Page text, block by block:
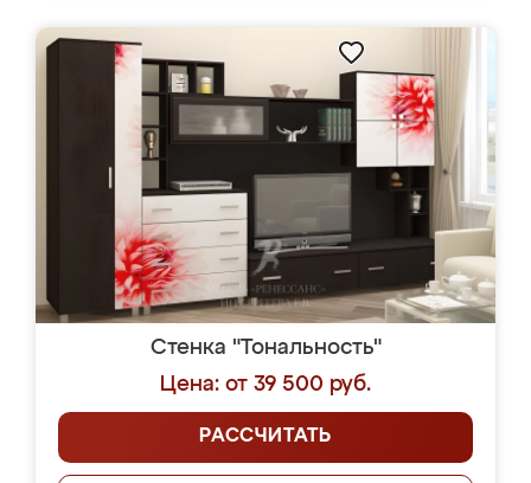
Стенка "Тональность"
Цена: от 39 500 руб.
РАССЧИТАТЬ